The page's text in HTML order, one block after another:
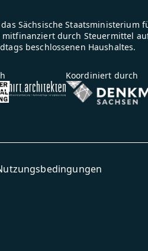
Sächsische
durch Steuermittel
beschlossenen Haushaltes.
Koordiniert durch